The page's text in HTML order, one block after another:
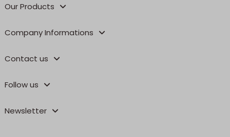
Our Products
Company Informations
Contact us
Follow us
Newsletter